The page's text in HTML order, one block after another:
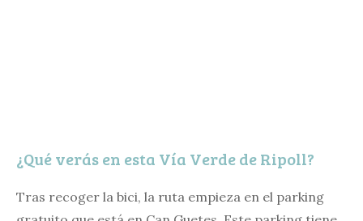
¿Qué verás en esta Vía Verde de Ripoll?
Tras recoger la bici, la ruta empieza en el parking